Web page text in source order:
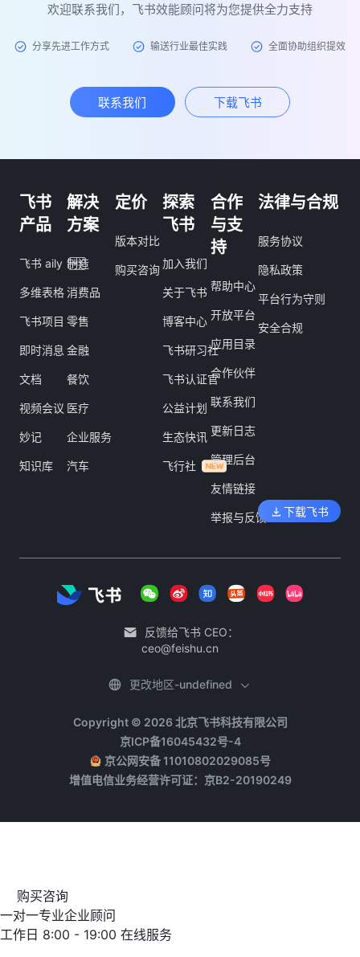
欢迎联系我们，飞书效能顾问将为您提供全力支持
分享先进工作方式 输送行业最佳实践 全面协助组织提效
联系我们 下载飞书
飞书
产品
飞书 aily
多维表格
飞书项目
即时消息
文档
视频会议
妙记
知识库
解决
方案
制造
消费品
零售
金融
餐饮
医疗
企业服务
汽车
定价
版本对比
购买咨询
探索
飞书
加入我们
关于飞书
博客中心
飞书研习社
飞书认证官
公益计划
生态快讯
飞行社
合作
与支
持
帮助中心
开放平台
应用目录
合作伙伴
联系我们
更新日志
管理后台
友情链接
举报与反馈
法律与合规
服务协议
隐私政策
平台行为守则
安全合规
下载飞书
反馈给飞书 CEO：
ceo@feishu.cn
Copyright © 2026 北京飞书科技有限公司
京ICP备16045432号-4
京公网安备 11010802029085号
增值电信业务经营许可证：京B2-20190249
更改地区-undefined
购买咨询
一对一专业企业顾问
工作日 8:00 - 19:00 在线服务